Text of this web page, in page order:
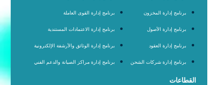
برنامج إدارة المخزون
برنامج إدارة الأصول
برنامج إدارة العقود
برنامج إدارة شركات الشحن
برنامج إدارة القوى العاملة
برنامج إدارة الاعتمادات المستندية
برنامج إدارة الوثائق والأرشفة الإلكترونية
برنامج إدارة مراكز الصيانة والدعم الفني
القطاعات